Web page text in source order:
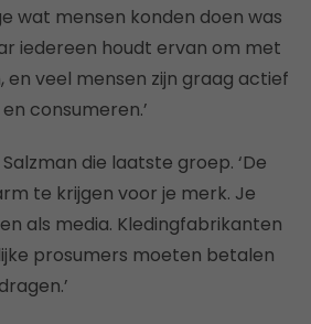
wat mensen konden doen was
iedereen houdt ervan om met
veel mensen zijn graag actief
consumeren.’
die laatste groep. ‘De
te krijgen voor je merk. Je
als media. Kledingfabrikanten
prosumers moeten betalen